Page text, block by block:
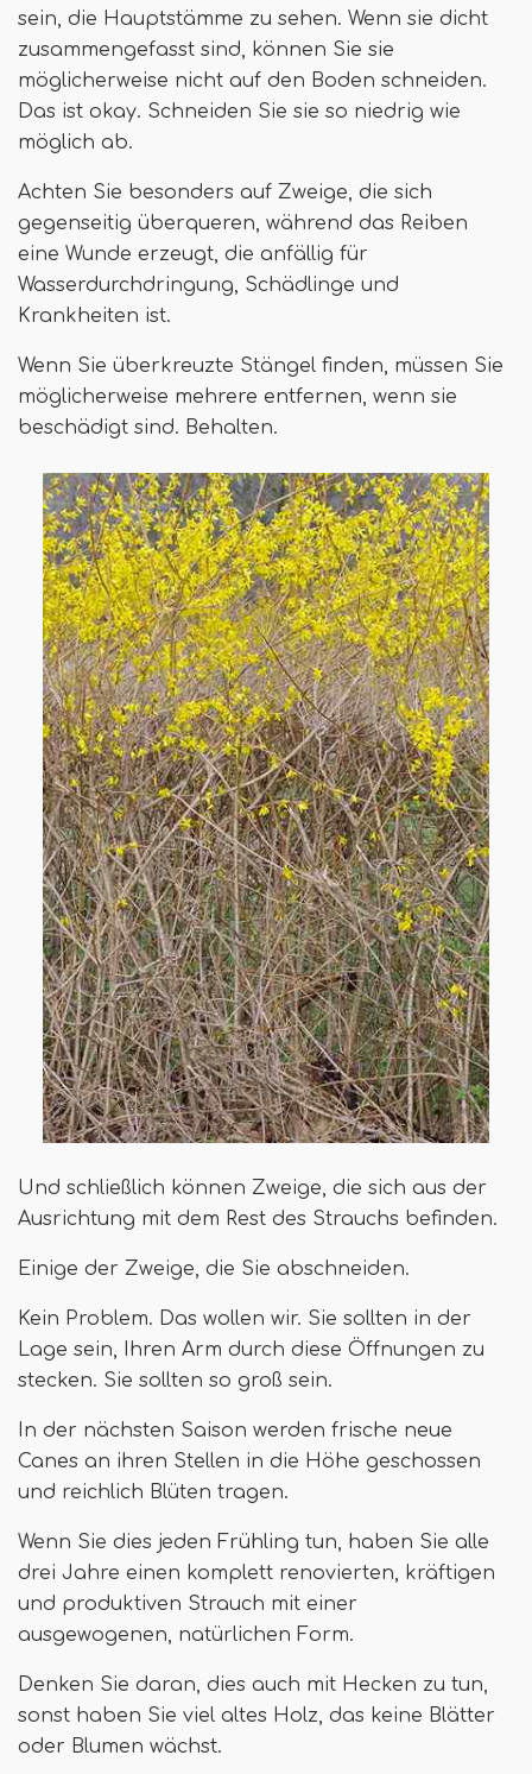
sein, die Hauptstämme zu sehen. Wenn sie dicht
zusammengefasst sind, können Sie sie
möglicherweise nicht auf den Boden schneiden.
Das ist okay. Schneiden Sie sie so niedrig wie
möglich ab.
Achten Sie besonders auf Zweige, die sich
gegenseitig überqueren, während das Reiben
eine Wunde erzeugt, die anfällig für
Wasserdurchdringung, Schädlinge und
Krankheiten ist.
Wenn Sie überkreuzte Stängel finden, müssen Sie
möglicherweise mehrere entfernen, wenn sie
beschädigt sind. Behalten.
Und schließlich können Zweige, die sich aus der
Ausrichtung mit dem Rest des Strauchs befinden.
Einige der Zweige, die Sie abschneiden.
Kein Problem. Das wollen wir. Sie sollten in der
Lage sein, Ihren Arm durch diese Öffnungen zu
stecken. Sie sollten so groß sein.
In der nächsten Saison werden frische neue
Canes an ihren Stellen in die Höhe geschossen
und reichlich Blüten tragen.
Wenn Sie dies jeden Frühling tun, haben Sie alle
drei Jahre einen komplett renovierten, kräftigen
und produktiven Strauch mit einer
ausgewogenen, natürlichen Form.
Denken Sie daran, dies auch mit Hecken zu tun,
sonst haben Sie viel altes Holz, das keine Blätter
oder Blumen wächst.